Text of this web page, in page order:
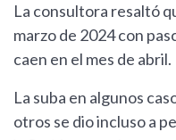
La consultora resaltó
marzo de 2024 con
caen en el mes de abril.
La suba en algunos
otros se dio incluso a